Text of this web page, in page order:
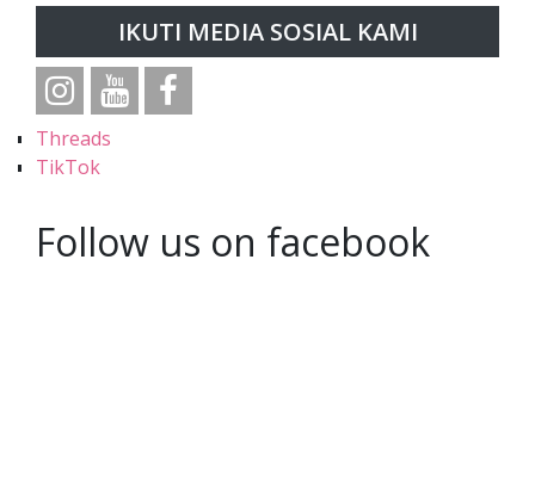
IKUTI MEDIA SOSIAL KAMI
Threads
TikTok
Follow us on facebook